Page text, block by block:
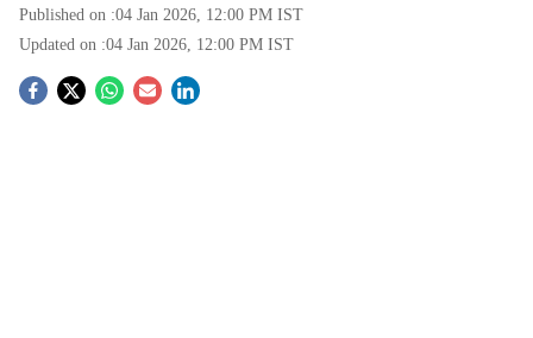
Published on :04 Jan 2026, 12:00 PM IST
Updated on :04 Jan 2026, 12:00 PM IST
S